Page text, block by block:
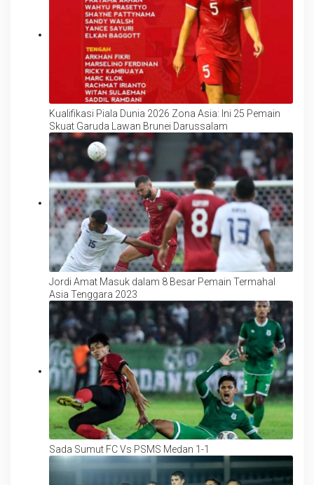
Kualifikasi Piala Dunia 2026 Zona Asia: Ini 25 Pemain
Skuat Garuda Lawan Brunei Darussalam
Jordi Amat Masuk dalam 8 Besar Pemain Termahal
Asia Tenggara 2023
Sada Sumut FC Vs PSMS Medan 1-1